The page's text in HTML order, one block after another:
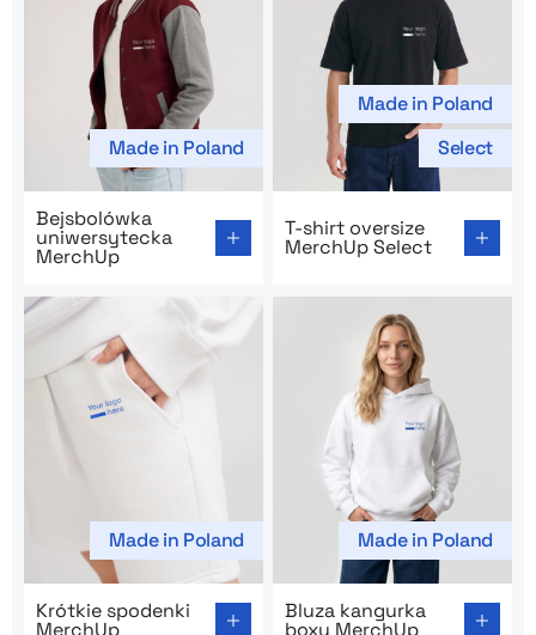
Made in Poland
Bejsbolówka
uniwersytecka
MerchUp
Made in Poland
Select
T-shirt oversize
MerchUp Select
Made in Poland
Krótkie spodenki
MerchUp
Made in Poland
Bluza kangurka
boxy MerchUp